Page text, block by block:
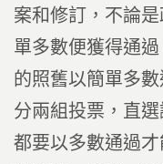
案和修訂，不論
單多數便獲得通
的照舊以簡單多
分兩組投票，直
都要以多數通過